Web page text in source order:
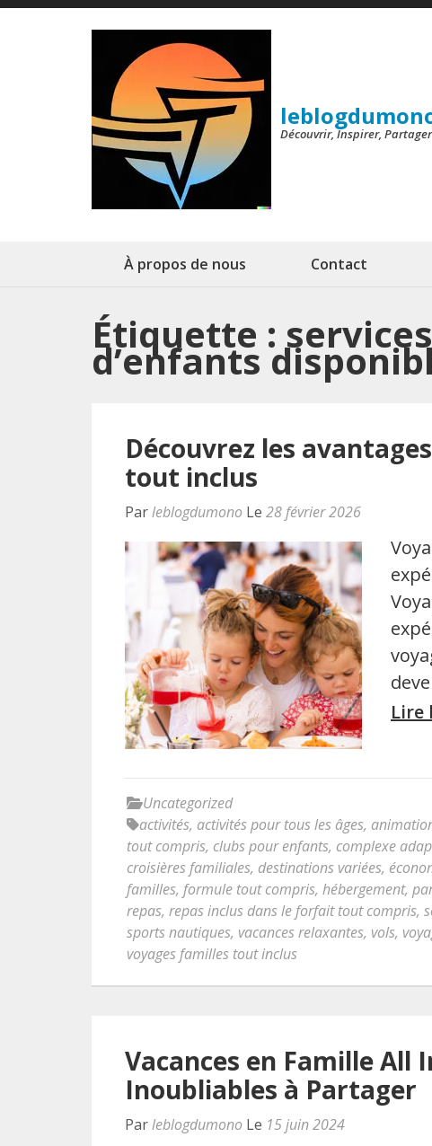
Aller
Découvrir, Inspirer,
À propos de nous Contact
Étiquette :
d’enfants
Découvrez les
tout inclus
Parleblogdumono Le 28 février 2026
Lire
Uncategorized
activités, activités pour tous les âges,
tout compris, clubs pour enfants, complexe
croisières familiales, destinations variées,
familles, formule tout compris, hébergement,
repas, repas inclus dans le forfait tout compris,
sports nautiques, vacances relaxantes, vols,
voyages familles tout inclus
Vacances en Famille All
Inoubliables à Partager
Parleblogdumono Le 15 juin 2024